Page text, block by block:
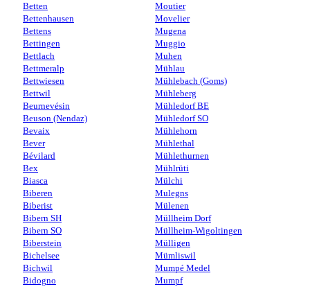
Betten
Bettenhausen
Bettens
Bettingen
Bettlach
Bettmeralp
Bettwiesen
Bettwil
Beurnevésin
Beuson (Nendaz)
Bevaix
Bever
Bévilard
Bex
Biasca
Biberen
Biberist
Bibern SH
Bibern SO
Biberstein
Bichelsee
Bichwil
Bidogno
Moutier
Movelier
Mugena
Muggio
Muhen
Mühlau
Mühlebach (Goms)
Mühleberg
Mühledorf BE
Mühledorf SO
Mühlehorn
Mühlethal
Mühlethurnen
Mühlrüti
Mülchi
Mulegns
Mülenen
Müllheim Dorf
Müllheim-Wigoltingen
Mülligen
Mümliswil
Mumpé Medel
Mumpf